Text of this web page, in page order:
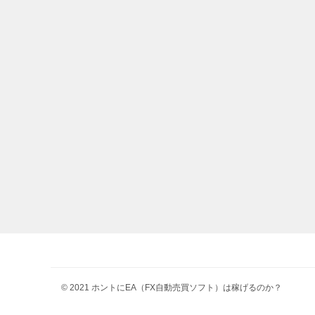
© 2021 ホントにEA（FX自動売買ソフト）は稼げるのか？